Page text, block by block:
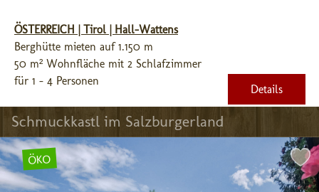
ÖSTERREICH | Tirol | Hall-Wattens
Berghütte mieten auf 1.150 m
50 m² Wohnfläche mit 2 Schlafzimmer
für 1 - 4 Personen
Details
Schmuckkastl im Salzburgerland
ÖKO